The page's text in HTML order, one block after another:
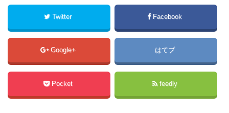
Twitter Facebook
Google+ はてブ
Pocket feedly